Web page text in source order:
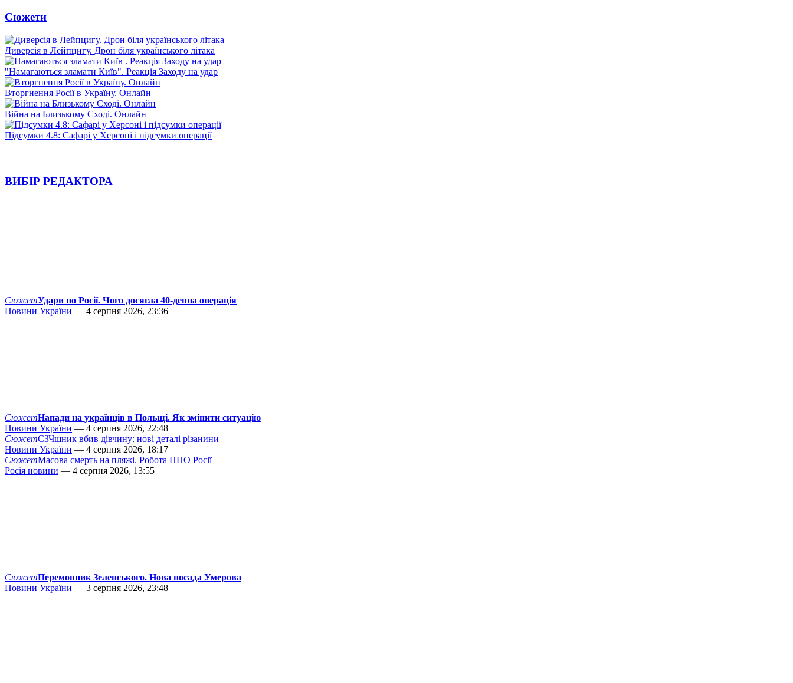
Сюжети
Диверсія в Лейпцигу. Дрон біля українського літака
"Намагаються зламати Київ". Реакція Заходу на удар
Вторгнення Росії в Україну. Онлайн
Війна на Близькому Сході. Онлайн
Підсумки 4.8: Сафарі у Херсоні і підсумки операції
ВИБІР РЕДАКТОРА
СюжетУдари по Росії. Чого досягла 40-денна операція
Новини України — 4 серпня 2026, 23:36
СюжетНапади на українців в Польщі. Як змінити ситуацію
Новини України — 4 серпня 2026, 22:48
СюжетСЗЧшник вбив дівчину: нові деталі різанини
Новини України — 4 серпня 2026, 18:17
СюжетМасова смерть на пляжі. Робота ППО Росії
Росія новини — 4 серпня 2026, 13:55
СюжетПеремовник Зеленського. Нова посада Умерова
Новини України — 3 серпня 2026, 23:48